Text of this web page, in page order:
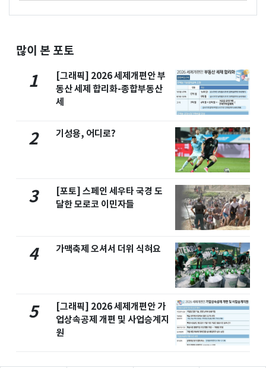
많이 본 포토
1
[그래픽] 2026 세제개편안 부
동산 세제 합리화-종합부동산
세
2 기성용, 어디로?
3
[포토] 스페인 세우타 국경 도
달한 모로코 이민자들
4 가맥축제 오셔서 더위 식혀요
5
[그래픽] 2026 세제개편안 가
업상속공제 개편 및 사업승계지
원